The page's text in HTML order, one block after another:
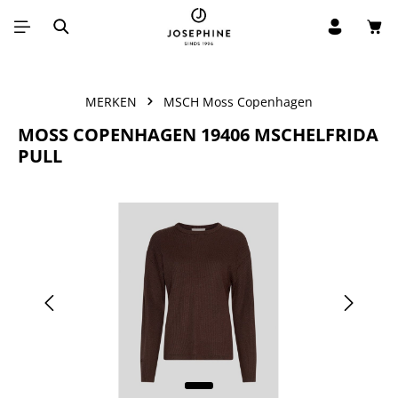
Ga naar de hoofdinhoud
MERKEN MSCH Moss Copenhagen
MOSS COPENHAGEN 19406 MSCHELFRIDA
PULL